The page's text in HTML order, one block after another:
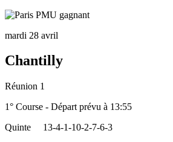
mardi 28 avril
Chantilly
Réunion 1
1° Course - Départ prévu à 13:55
Quinte
13-4-1-10-2-7-6-3